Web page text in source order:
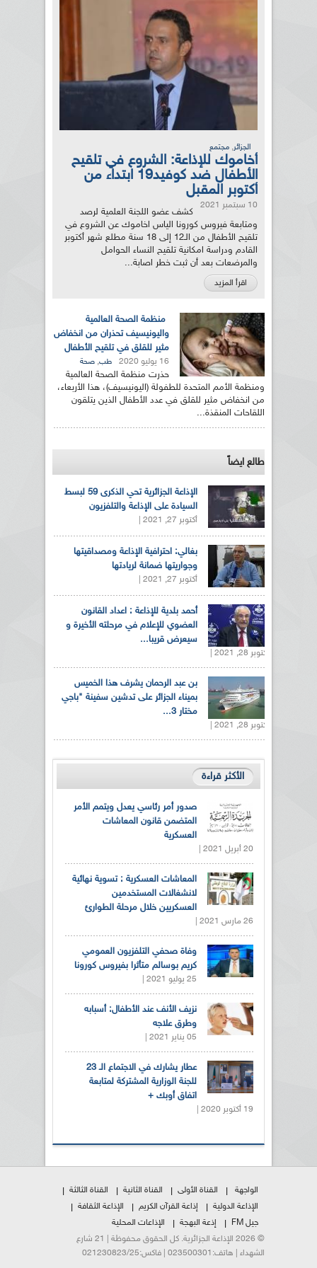
الجزائر, مجتمع
أخاموك للإذاعة: الشروع في تلقيح
الأطفال ضد كوفيد19 ابتداء من
أكتوبر المقبل
10 سبتمبر 2021
كشف عضو اللجنة العلمية لرصد
ومتابعة فيروس كورونا الياس اخاموك عن الشروع في
تلقيح الأطفال من الـ12 إلى 18 سنة مطلع شهر أكتوبر
القادم ودراسة امكانية تلقيح النساء الحوامل
والمرضعات بعد أن ثبت خطر اصابة...
اقرأ المزيد
منظمة الصحة العالمية
واليونيسيف تحذران من انخفاض
مثير للقلق في تلقيح الأطفال
16 يوليو 2020 طب, صحة
حذرت منظمة الصحة العالمية
ومنظمة الأمم المتحدة للطفولة (اليونيسيف)، هذا الأربعاء،
من انخفاض مثير للقلق في عدد الأطفال الذين يتلقون
اللقاحات المنقذة...
طالع ايضاً
الإذاعة الجزائرية تحي الذكرى 59 لبسط
السيادة على الإذاعة والتلفزيون
أكتوبر 27, 2021 |
بغالي: احترافية الإذاعة ومصداقيتها
وجواريتها ضمانة لريادتها
أكتوبر 27, 2021 |
أحمد بلدية للإذاعة : اعداد القانون
العضوي للإعلام في مرحلته الأخيرة و
سيعرض قريبا...
أكتوبر 28, 2021 |
بن عبد الرحمان يشرف هذا الخميس
بميناء الجزائر على تدشين سفينة "باجي
مختار 3...
أكتوبر 28, 2021 |
الأكثر قراءة
صدور أمر رئاسي يعدل ويتمم الأمر
المتضمن قانون المعاشات
العسكرية
20 أبريل 2021 |
المعاشات العسكرية : تسوية نهائية
لانشغالات المستخدمين
العسكريين خلال مرحلة الطوارئ
26 مارس 2021 |
وفاة صحفي التلفزيون العمومي
كريم بوسالم متأثرا بفيروس كورونا
25 يوليو 2021 |
نزيف الأنف عند الأطفال: أسبابه
وطرق علاجه
05 يناير 2021 |
عطار يشارك في الاجتماع الـ 23
للجنة الوزارية المشتركة لمتابعة
اتفاق أوبك +
19 أكتوبر 2020 |
الواجهة القناة الأولى القناة الثانية
القناة الثالثة
الإذاعة الدولية
إذاعة القرآن الكريم
الإذاعة الثقافة
جيل FM
إذعة البهجة
الإذاعات المحلية
© 2026 الإذاعة الجزائرية. كل الحقوق محفوظة | 21 شارع
الشهداء | هاتف:023500301 | فاكس:021230823/25